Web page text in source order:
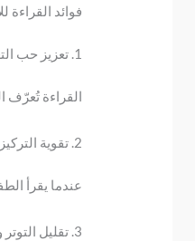
فوائد القراءة
1. تعزيز حب التعلم
القراءة تُعرّف
2. تقوية التركيز والانتباه
عندما يقرأ
3. تقليل التوتر وتعزيز الاسترخاء